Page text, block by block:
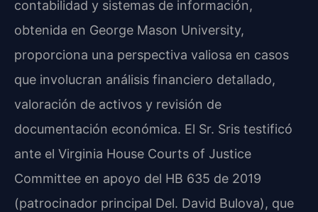
contabilidad y sistemas de información,
obtenida en George Mason University,
proporciona una perspectiva valiosa en casos
que involucran análisis financiero detallado,
valoración de activos y revisión de
documentación económica. El Sr. Sris testificó
ante el Virginia House Courts of Justice
Committee en apoyo del HB 635 de 2019
(patrocinador principal Del. David Bulova), que